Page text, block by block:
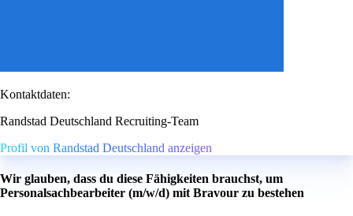
Kontaktdaten:
Randstad Deutschland Recruiting-Team
Profil von Randstad Deutschland anzeigen
Wir glauben, dass du diese Fähigkeiten brauchst, um
Personalsachbearbeiter (m/w/d) mit Bravour zu bestehen